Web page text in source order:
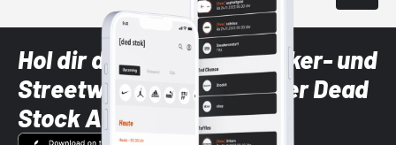
Hol dir die neuesten Sneaker- und
Streetwear-Brands mit der Dead
Stock App